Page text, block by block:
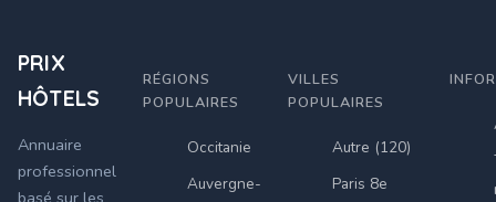
PRIX
HÔTELS
Annuaire
professionnel
RÉGIONS
POPULAIRES
Occitanie
Auvergne-
VILLES
POPULAIRES
Autre (120)
Paris 8e